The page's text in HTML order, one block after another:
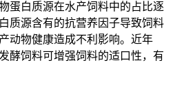
蛋白质源在水产饲料中的占比逐
质源含有的抗营养因子导致饲料
动物健康造成不利影响。近年
酵饲料可增强饲料的适口性，有